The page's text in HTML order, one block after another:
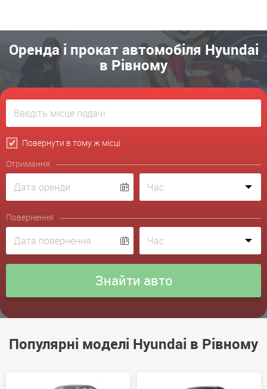
Оренда і прокат автомобіля Hyundai
в Рівному
Повернути в тому ж місці
Отримання
Повернення
Популярні моделі Hyundai в Рівному